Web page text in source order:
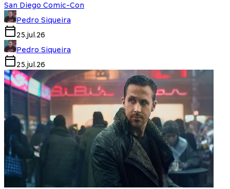
San Diego Comic-Con
Pedro Siqueira
25.jul.26
Pedro Siqueira
25.jul.26